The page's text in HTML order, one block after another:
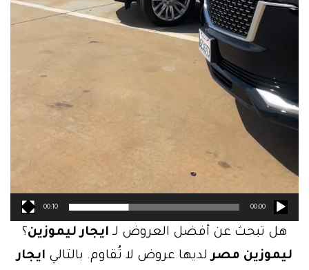
00:00
00:10
هل تبحث عن أفضل العروض لـ ايجار ليموزين ؟
ليموزين مصرلديها عروض لا تُقاوم. بالتالي ايجار